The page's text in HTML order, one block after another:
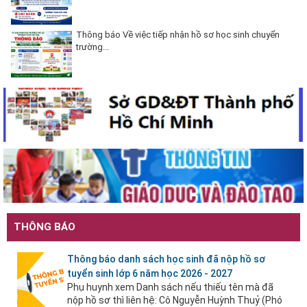
Thông báo Về việc tiếp nhận hồ sơ học sinh chuyển
trường...
THÔNG BÁO
Thông báo danh sách học sinh đã nộp hồ sơ
tuyển sinh lớp 6 năm học 2026 - 2027
Phụ huynh xem Danh sách nếu thiếu tên mà đã
nộp hồ sơ thì liên hệ: Cô Nguyễn Huỳnh Thuỷ (Phó